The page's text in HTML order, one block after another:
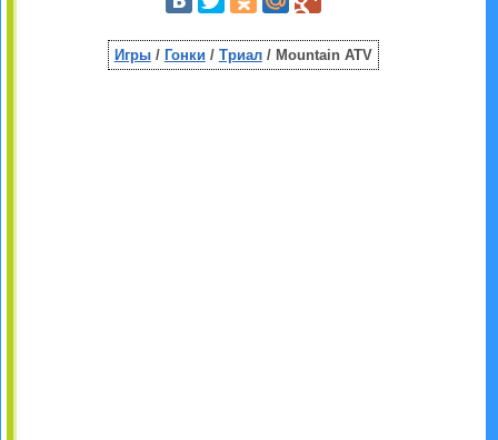
Игры/ Гонки / Триал/ Mountain ATV